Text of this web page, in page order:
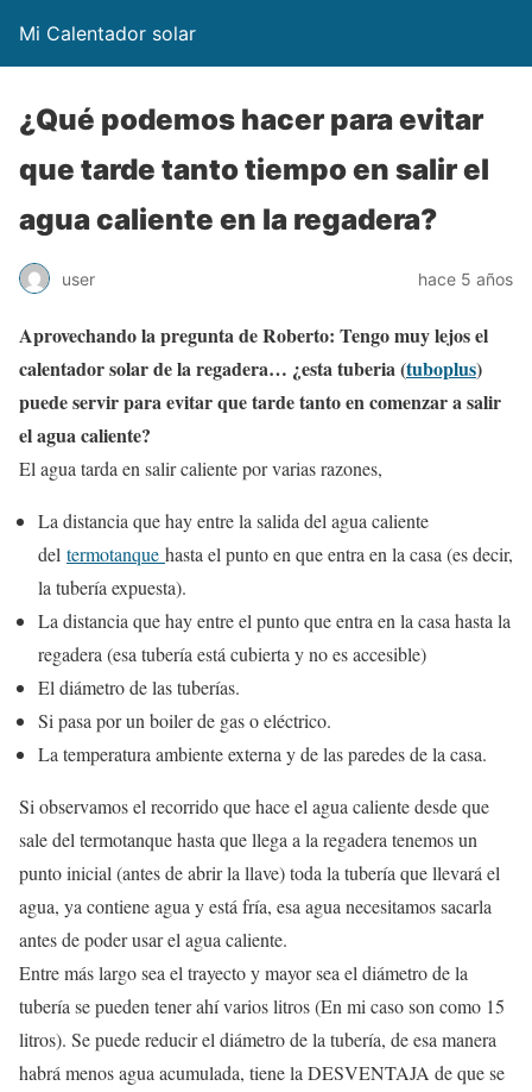
Mi Calentador solar
¿Qué podemos hacer para evitar
que tarde tanto tiempo en salir el
agua caliente en la regadera?
user hace 5 años
Aprovechando la pregunta de Roberto: Tengo muy lejos el
calentador solar de la regadera… ¿esta tuberia (tuboplus)
puede servir para evitar que tarde tanto en comenzar a salir
el agua caliente?
El agua tarda en salir caliente por varias razones,
La distancia que hay entre la salida del agua caliente
del termotanque hasta el punto en que entra en la casa (es decir,
la tubería expuesta).
La distancia que hay entre el punto que entra en la casa hasta la
regadera (esa tubería está cubierta y no es accesible)
El diámetro de las tuberías.
Si pasa por un boiler de gas o eléctrico.
La temperatura ambiente externa y de las paredes de la casa.
Si observamos el recorrido que hace el agua caliente desde que
sale del termotanque hasta que llega a la regadera tenemos un
punto inicial (antes de abrir la llave) toda la tubería que llevará el
agua, ya contiene agua y está fría, esa agua necesitamos sacarla
antes de poder usar el agua caliente.
Entre más largo sea el trayecto y mayor sea el diámetro de la
tubería se pueden tener ahí varios litros (En mi caso son como 15
litros). Se puede reducir el diámetro de la tubería, de esa manera
habrá menos agua acumulada, tiene la DESVENTAJA de que se